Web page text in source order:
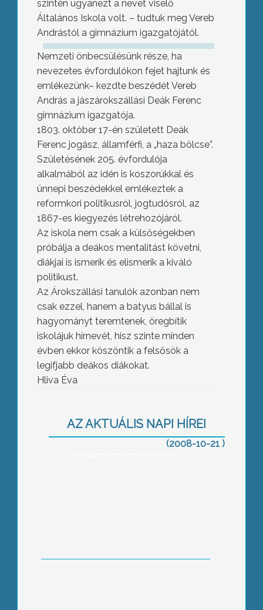
szintén ugyanezt a nevet viselő
Általános Iskola volt. – tudtuk meg Vereb
Andrástól a gimnázium igazgatójától.
Nemzeti önbecsülésünk része, ha
nevezetes évfordulókon fejet hajtunk és
emlékezünk– kezdte beszédét Vereb
András a jászárokszállási Deák Ferenc
gimnázium igazgatója.
1803. október 17-én született Deák
Ferenc jogász, államférfi, a „haza bölcse”.
Születésének 205. évfordulója
alkalmából az idén is koszorúkkal és
ünnepi beszédekkel emlékeztek a
reformkori politikusról, jogtudósról, az
1867-es kiegyezés létrehozójáról.
Az iskola nem csak a külsőségekben
próbálja a deákos mentalitást követni,
diákjai is ismerik és elismerik a kiváló
politikust.
Az Árokszállási tanulók azonban nem
csak ezzel, hanem a batyus bállal is
hagyományt teremtenek, öregbítik
iskolájuk hírnevét, hisz szinte minden
évben ekkor köszöntik a felsősök a
legifjabb deákos diákokat.
Hliva Éva
AZ AKTUÁLIS NAPI HÍREI
(2008-10-21 )
gyöngyösi önkormányzat, hogy
kölcsönösen próbálnak egymás
hasznára tenni, hétfőn ismét